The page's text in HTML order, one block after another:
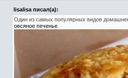
lisalisa писал(а):
Один из самых популярных видов
овсяное печенье